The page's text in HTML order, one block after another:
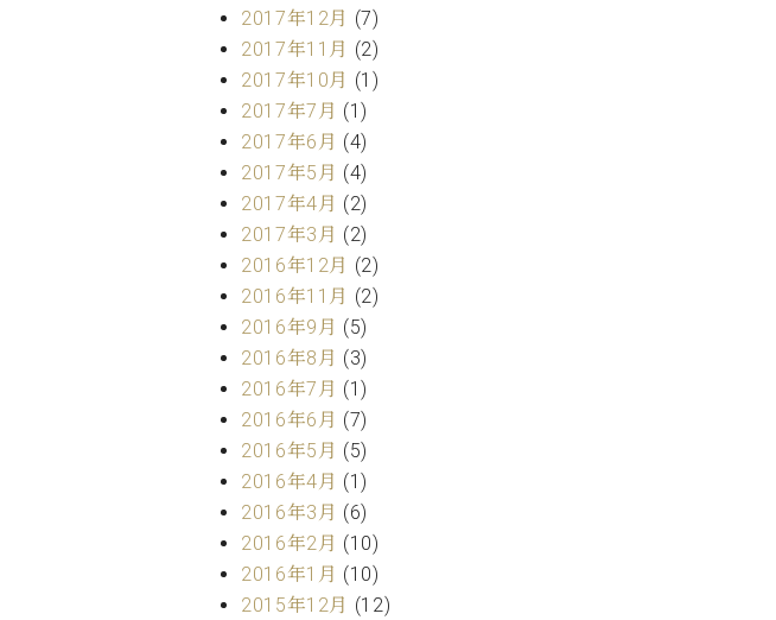
2017年12月 (7)
2017年11月 (2)
2017年10月 (1)
2017年7月 (1)
2017年6月 (4)
2017年5月 (4)
2017年4月 (2)
2017年3月 (2)
2016年12月 (2)
2016年11月 (2)
2016年9月 (5)
2016年8月 (3)
2016年7月 (1)
2016年6月 (7)
2016年5月 (5)
2016年4月 (1)
2016年3月 (6)
2016年2月 (10)
2016年1月 (10)
2015年12月 (12)